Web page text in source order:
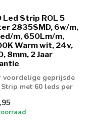
Led Strip ROL 5
2835SMD, 6w/m,
m, 650Lm/m,
Warm wit, 24v,
8mm, 2 Jaar
voordelige geprijsde
Strip met 60 leds per